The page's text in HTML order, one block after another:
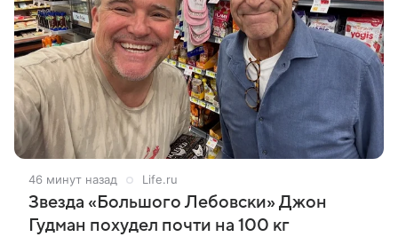
46 минут назад Life.ru
Звезда «Большого Лебовски» Джон
Гудман похудел почти на 100 кг